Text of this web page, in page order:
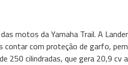
motos da Yamaha Trail. A
com proteção de garfo,
cilindradas, que gera 20,9